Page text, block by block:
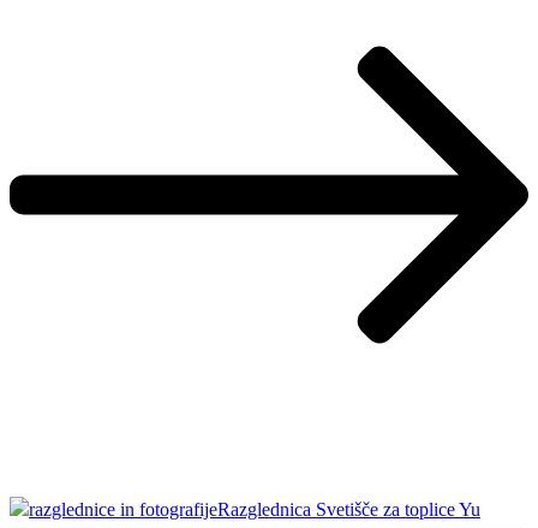
razglednice in fotografijeRazglednica Svetišče za toplice Yu